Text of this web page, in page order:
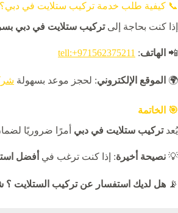
📞 كيفية طلب خدمة تركيب ستلايت في دبي؟
إذا كنت بحاجة إلىتركيب ستلايت في دبي
📲 الهاتف:
tell:+971562375211
🌍 الموقع الإلكتروني: لحجز موعد بسهولة
🎯 الخاتمة
يُعدتركيب ستلايت في دبي أمرًا ضروريًا
💡 نصيحة أخيرة: إذا كنت ترغب في أفضل
📡 هل لديك استفسار عن تركيب الستلايت ؟